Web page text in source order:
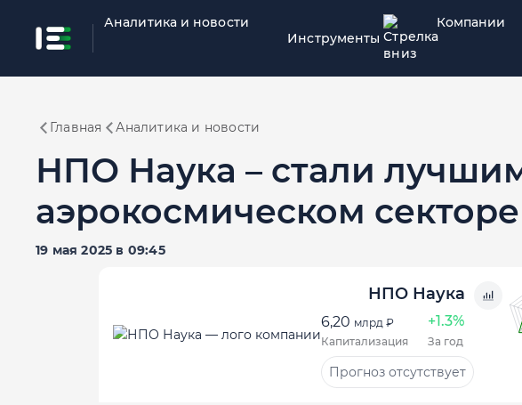
Аналитика и новости
Инструменты
Компании
Главная Аналитика и новости
НПО Наука – стали
аэрокосмическом секторе
19 мая 2025 в 09:45
НПО Наука
6,20 млрд ₽ +1.3%
Капитализация За год
Прогноз отсутствует